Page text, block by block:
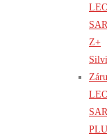
Z+